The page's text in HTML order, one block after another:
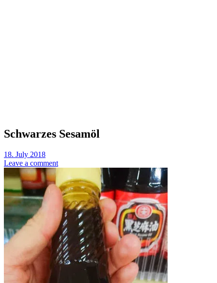
Schwarzes Sesamöl
18. July 2018
Leave a comment